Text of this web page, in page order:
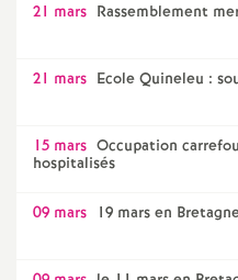
21 mars Rassemblement
21 mars Ecole Quineleu :
15 mars Occupation
hospitalisés
09 mars 19 mars en